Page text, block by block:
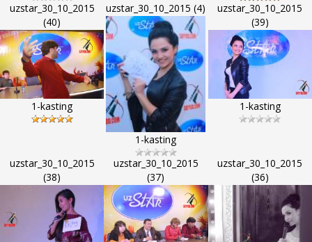
uzstar_30_10_2015
(40)
1-kasting
uzstar_30_10_2015 (4)
1-kasting
uzstar_30_10_2015
(39)
1-kasting
uzstar_30_10_2015
(38)
uzstar_30_10_2015
(37)
uzstar_30_10_2015
(36)